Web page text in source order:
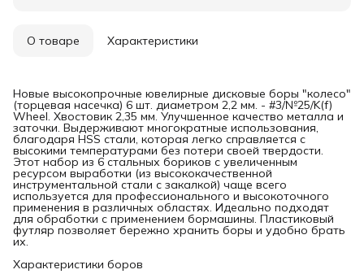
О товаре Характеристики
Новые высокопрочные ювелирные дисковые боры "колесо"
(торцевая насечка) 6 шт. диаметром 2,2 мм. - #3/№25/K(f)
Wheel. Хвостовик 2,35 мм. Улучшенное качество металла и
заточки. Выдерживают многократные использования,
благодаря HSS стали, которая легко справляется с
высокими температурами без потери своей твердости.
Этот набор из 6 стальных бориков с увеличенным
ресурсом выработки (из высококачественной
инструментальной стали с закалкой) чаще всего
используется для профессионального и высокоточного
применения в различных областях. Идеально подходят
для обработки с применением бормашины. Пластиковый
футляр позволяет бережно хранить боры и удобно брать
их.
Характеристики боров